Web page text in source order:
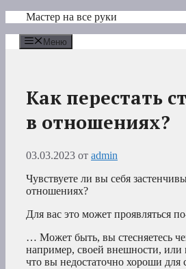
Перейти
содержимому
Мастер на все руки
Меню
Как перестать
в отношениях?
03.03.2023 от admin
Чувствуете ли вы себя
отношениях?
Для вас это может проявляться
… Может быть, вы стесняетесь
например, своей внешности, или
что вы недостаточно хороши для